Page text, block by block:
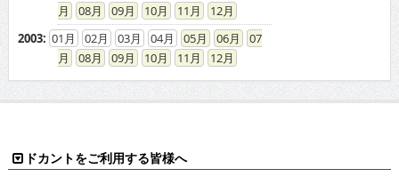
08
09 10 11
12
2003: 01 02 03 04 05 06
07
08
09 10 11 12
ドカントをご利用する皆様へ